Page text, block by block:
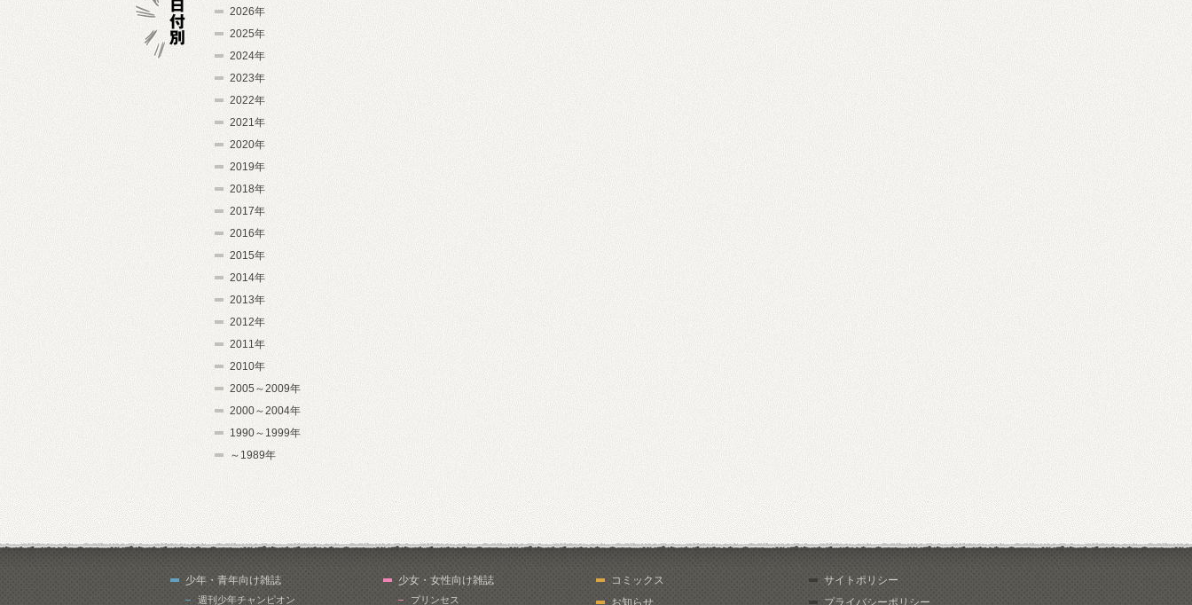
2026年
2025年
2024年
2023年
2022年
2021年
2020年
2019年
2018年
2017年
2016年
2015年
2014年
2013年
2012年
2011年
2010年
2005～2009年
2000～2004年
1990～1999年
～1989年
少年・青年向け雑誌
週刊少年チャンピオン
少女・女性向け雑誌
プリンセス
コミックス
お知らせ
サイトポリシー
プライバシーポリシー